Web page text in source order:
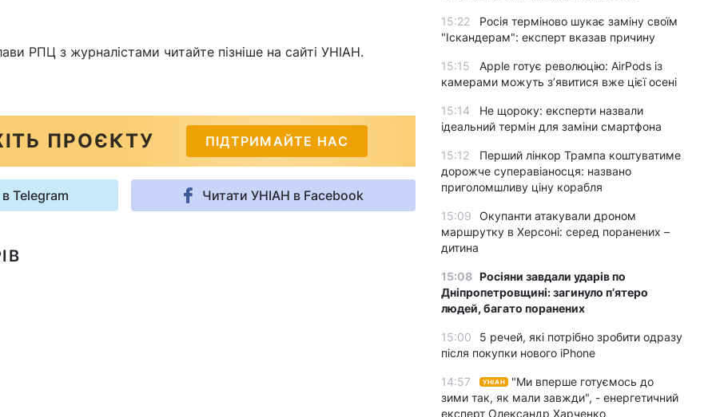
РПЦ з журналістами читайте пізніше на сайті УНІАН.
ПРОЄКТУ ПІДТРИМАЙТЕ НАС
Telegram Читати УНІАН в Facebook
15:22
Росія терміново шукає заміну своїм
"Іскандерам": експерт вказав причину
15:15
Apple готує революцію: AirPods із
камерами можуть з’явитися вже цієї осені
15:14
Не щороку: експерти назвали
ідеальний термін для заміни смартфона
15:12
Перший лінкор Трампа коштуватиме
дорожче суперавіаносця: названо
приголомшливу ціну корабля
15:09
Окупанти атакували дроном
маршрутку в Херсоні: серед поранених –
дитина
15:08 Росіяни завдали ударів по
Дніпропетровщині: загинуло пʼятеро
людей, багато поранених
15:00
5 речей, які потрібно зробити одразу
після покупки нового iPhone
14:57 УНІАН
"Ми вперше готуємось до
зими так, як мали завжди", - енергетичний
експерт Олександр Харченко